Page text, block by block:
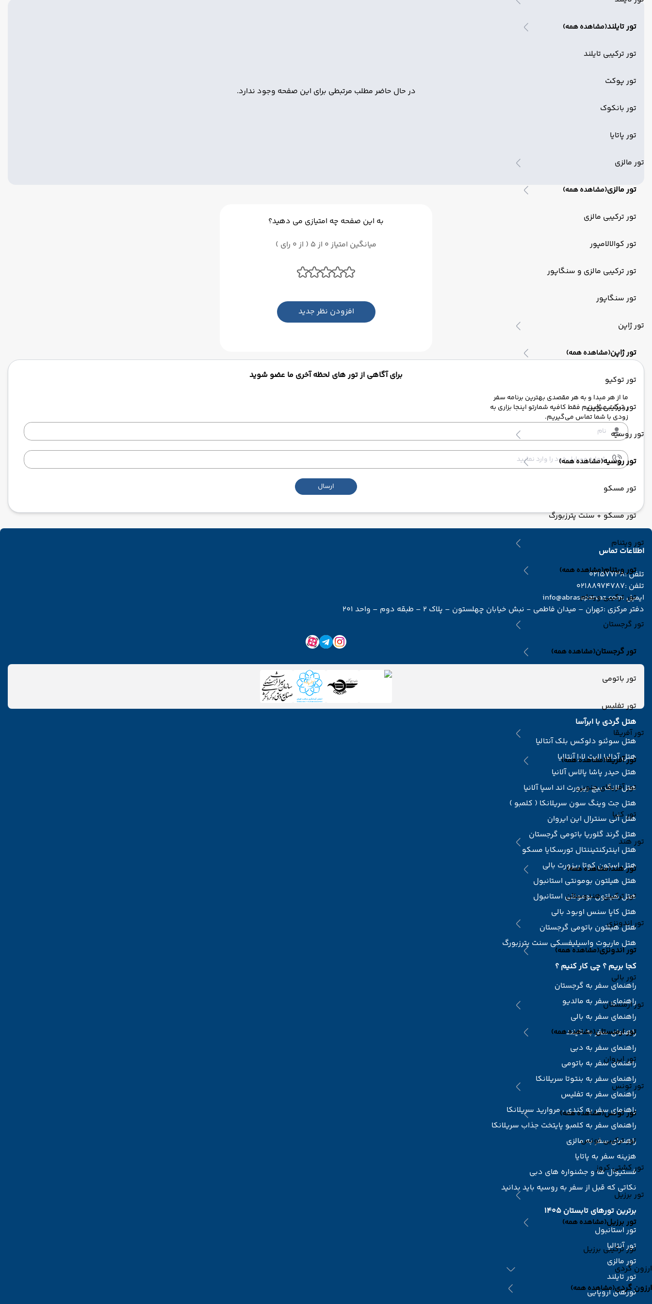
تور تایلند(مشاهده همه)
تور ترکیبی تایلند
تور پوکت
تور بانکوک
تور پاتایا
تور مالزی
تور مالزی(مشاهده همه)
تور ترکیبی مالزی
تور کوالالامپور
تور ترکیبی مالزی و سنگاپور
تور سنگاپور
تور ژاپن
تور ژاپن(مشاهده همه)
تور توکیو
تور ترکیبی ژاپن
تور روسیه
تور روسیه(مشاهده همه)
تور مسکو
تور مسکو + سنت پترزبورگ
تور ویتنام
تور ویتنام(مشاهده همه)
تور ترکیبی ویتنام
تور گرجستان
تور گرجستان(مشاهده همه)
تور باتومی
تور تفلیس
تور آفریقا
تور آفریقا(مشاهده همه)
تور آفریقای جنوبی
تور کنیا
تور هند
تور هند(مشاهده همه)
تور ترکیبی هندوستان
تور اندونزی
تور اندونزی(مشاهده همه)
تور بالی
تور ارمنستان
تور ارمنستان(مشاهده همه)
تور ایروان
تور تونس
تور تونس(مشاهده همه)
تور ترکیبی تونس
تور کشتی کروز
تور برزیل
تور برزیل(مشاهده همه)
تور ترکیبی برزیل
ارزون گردی
ارزون گردی(مشاهده همه)
در حال حاضر مطلب مرتبطی برای این صفحه وجود ندارد.
به این صفحه چه امتیازی می دهید؟
میانگین امتیاز 0 از 5 ( از 0 رای )
افزودن نظر جدید
برای آگاهی از تور های لحظه آخری ما عضو شوید
ما از هر مبدا و به هر مقصدی بهترین برنامه سفر
رو برات میچینیم فقط کافیه شمارتو اینجا بزاری به
زودی با شما تماس می‌گیریم.
ارسال
اطلاعات تماس
تلفن :02157738
تلفن :02188974787
ایمیل :info@abrasaparvaz.com
دفتر مرکزی :تهران – میدان فاطمی - نبش خیابان چهلستون – پلاک 2 – طبقه دوم – واحد 201
هتل گردی با ابرآسا
هتل سوئنو دلوکس بلک آنتالیا
هتل آدالیا الیت لارا آنتالیا
هتل حیدر پاشا پالاس آلانیا
هتل لانگ بیچ ریزورت اند اسپا آلانیا
هتل جت وینگ سون سریلانکا ( کلمبو )
هتل آنی سنترال این ایروان
هتل گرند گلوریا باتومی گرجستان
هتل اینترکنتیننتال تورسکایا مسکو
هتل استون کوتا ریزورت بالی
هتل هیلتون بومونتی استانبول
هتل هیلتون بومونتی استانبول
هتل کاپا سنس اوبود بالی
هتل هیلتون باتومی گرجستان
هتل ماریوت واسیلیفسکی سنت پترزبورگ
کجا بریم ؟ چی کار کنیم ؟
راهنمای سفر به گرجستان
راهنمای سفر به مالدیو
راهنمای سفر به بالی
راهنمای سفر به تایلند
راهنمای سفر به دبی
راهنمای سفر به باتومی
راهنمای سفر به بنتوتا سریلانکا
راهنمای سفر به تفلیس
راهنمای سفر یه کندی ، مروارید سریلانکا
راهنمای سفر به کلمبو پایتخت جذاب سریلانکا
راهنمای سفر به مالزی
هزینه سفر به پاتایا
فستیوال ها و جشنواره های دبی
نکاتی که قبل از سفر به روسیه باید بدانید
برترین تورهای تابستان 1405
تور استانبول
تور آنتالیا
تور مالزی
تور تایلند
تورهای اروپایی